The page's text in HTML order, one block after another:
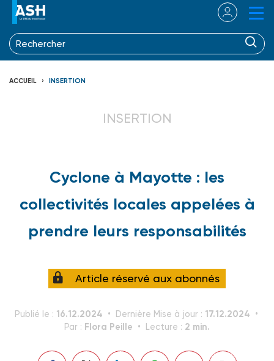
ACCUEIL INSERTION
INSERTION
Cyclone à Mayotte : les
collectivités locales appelées à
prendre leurs responsabilités
Article réservé aux abonnés
Publié le : 16.12.2024 Dernière Mise à jour : 17.12.2024
Par : Flora Peille Lecture : 2 min.